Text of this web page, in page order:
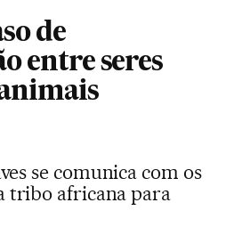
de
entre seres
se comunica com os
tribo africana para